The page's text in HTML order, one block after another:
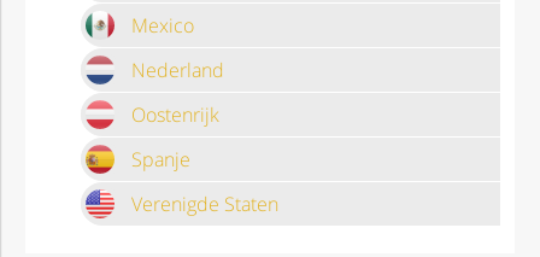
Mexico
Nederland
Oostenrijk
Spanje
Verenigde Staten